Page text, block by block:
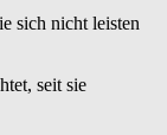
sich nicht leisten
seit sie